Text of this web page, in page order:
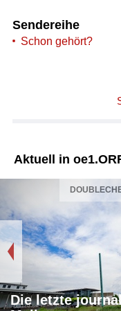
Sendereihe
Schon gehört?
Aktuell in
Die letzte